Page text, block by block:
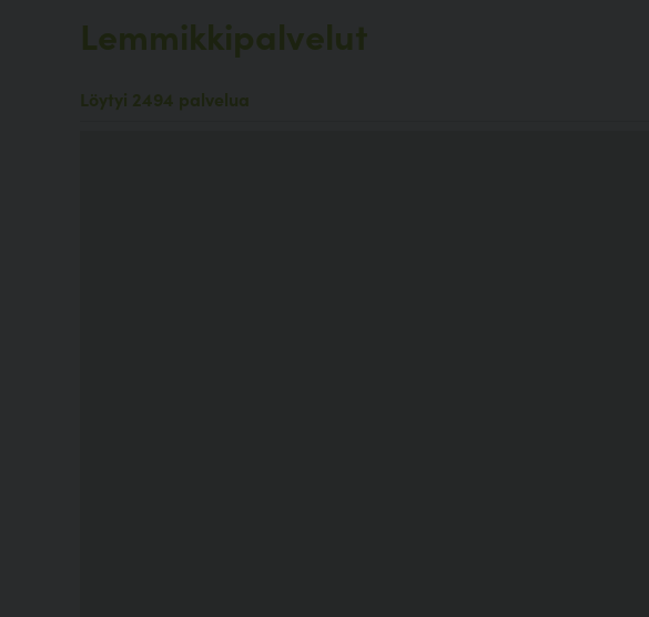
Lemmikkipalvelut
Löytyi 2494 palvelua